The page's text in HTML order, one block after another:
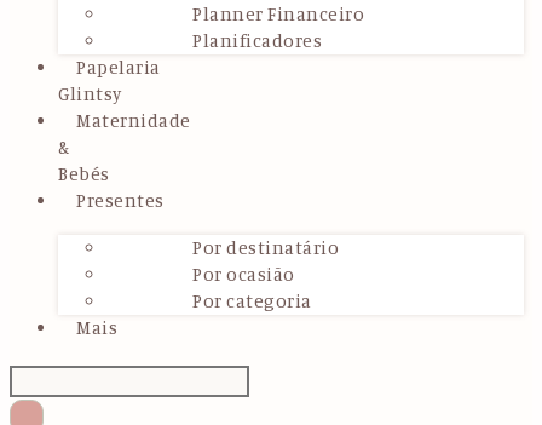
Planner Financeiro
Planificadores
Papelaria
Glintsy
Maternidade
&
Bebés
Presentes
Por destinatário
Por ocasião
Por categoria
Mais